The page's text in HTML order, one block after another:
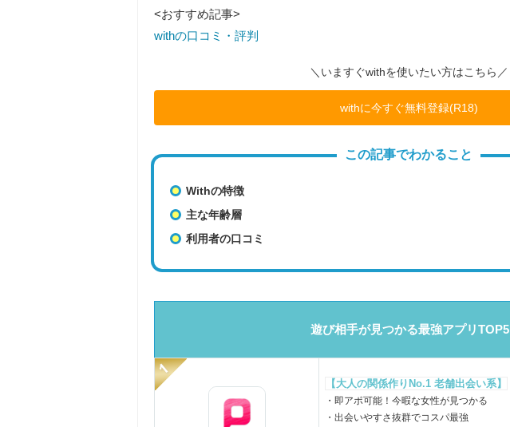
<おすすめ記事>
withの口コミ・評判
＼いますぐwithを使いたい方はこちら／
withに今すぐ無料登録(R18)
この記事でわかること
Withの特徴
主な年齢層
利用者の口コミ
遊び相手が見つかる最強アプリTOP5
【大人の関係作りNo.1 老舗出会い系】
・即アポ可能！今暇な女性が見つかる
・出会いやすさ抜群でコスパ最強